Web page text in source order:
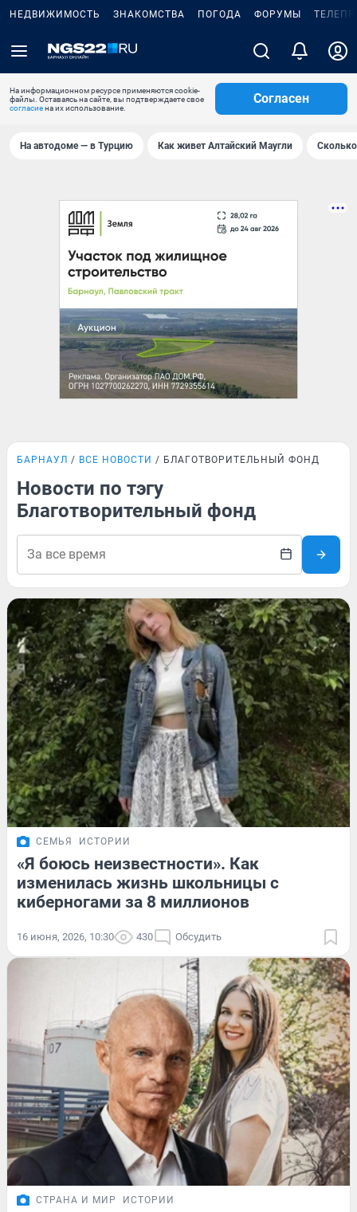
НЕДВИЖИМОСТЬ ЗНАКОМСТВА ПОГОДА ФОРУМЫ
На информационном ресурсе применяются cookie-
файлы. Оставаясь на сайте, вы подтверждаете свое
согласиена их использование.
Согласен
На автодоме — в Турцию Как живет Алтайский Маугли
БАРНАУЛ ВСЕ НОВОСТИ БЛАГОТВОРИТЕЛЬНЫЙ ФОНД
Новости по тэгу
Благотворительный фонд
СЕМЬЯ ИСТОРИИ
«Я боюсь неизвестности». Как
изменилась жизнь школьницы с
киберногами за 8 миллионов
16 июня, 2026, 10:30 430 Обсудить
СТРАНА И МИР ИСТОРИИ